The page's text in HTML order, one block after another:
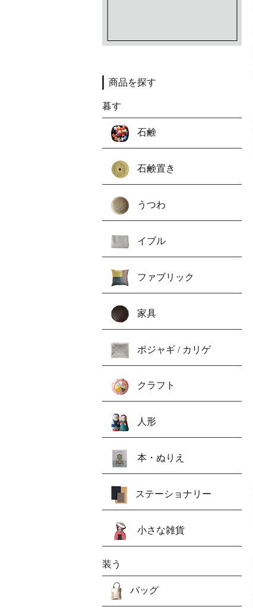
商品を探す
暮す
石鹸
石鹸置き
うつわ
イブル
ファブリック
家具
ポジャギ / カリゲ
クラフト
人形
本・ぬりえ
ステーショナリー
小さな雑貨
装う
バッグ